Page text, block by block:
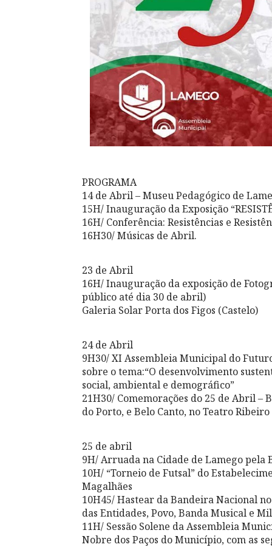
PROGRAMA
14 de Abril – Museu Pedagógico de
15H/ Inauguração da Exposição
16H/ Conferência: Resistências e
16H30/ Músicas de Abril.
23 de Abril
16H/ Inauguração da exposição de
público até dia 30 de abril)
Galeria Solar Porta dos Figos (Castelo)
24 de Abril
9H30/ XI Assembleia Municipal do
sobre o tema:“O desenvolvimento
social, ambiental e demográfico”
21H30/ Comemorações do 25 de Abril –
do Porto, e Belo Canto, no Teatro Ribeiro
25 de abril
9H/ Arruada na Cidade de Lamego pela
10H/ “Torneio de Futsal” do
Magalhães
10H45/ Hastear da Bandeira Nacional
das Entidades, Povo, Banda Musical e
11H/ Sessão Solene da Assembleia
Nobre dos Paços do Município, com as